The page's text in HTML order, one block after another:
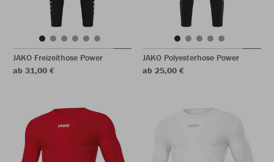
JAKO Freizeithose Power
ab 31,00 €
JAKO Polyesterhose Power
ab 25,00 €